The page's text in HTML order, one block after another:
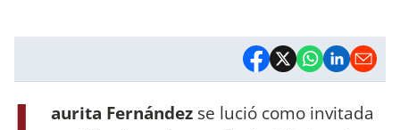
aurita Fernández se lució como invitada